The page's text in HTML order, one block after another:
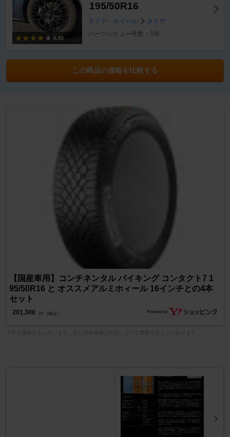
4.40
195/50R16
タイヤ・ホイール
タイヤ
パーツレビュー件数：5件
この商品の価格を比較する
【国産車用】コンチネンタル バイキング コンタクト7 1
95/50R16 と オススメアルミホィール 16インチとの4本
セット
201,300 円 （税込）